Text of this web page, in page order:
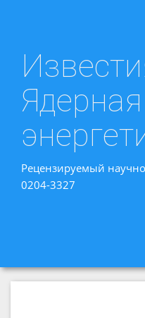
Ядерная
Рецензируемый
0204-3327